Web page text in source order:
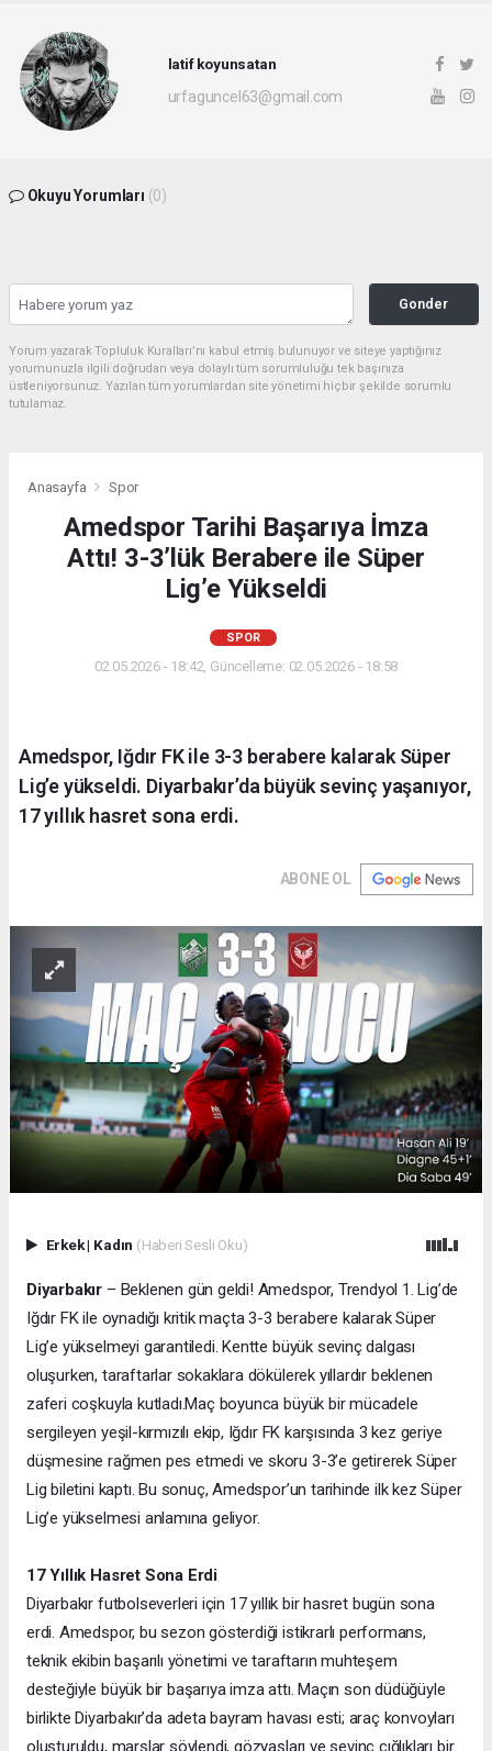
latif koyunsatan
urfaguncel63@gmail.com
Okuyu Yorumları (0)
Gonder
Yorum yazarak Topluluk Kuralları’nı kabul etmiş bulunuyor ve siteye yaptığınız
yorumunuzla ilgili doğrudan veya dolaylı tüm sorumluluğu tek başınıza
üstleniyorsunuz. Yazılan tüm yorumlardan site yönetimi hiçbir şekilde sorumlu
tutulamaz.
Anasayfa Spor
Amedspor Tarihi Başarıya İmza
Attı! 3-3’lük Berabere ile Süper
Lig’e Yükseldi
SPOR
02.05.2026 - 18:42, Güncelleme: 02.05.2026 - 18:58
Amedspor, Iğdır FK ile 3-3 berabere kalarak Süper
Lig’e yükseldi. Diyarbakır’da büyük sevinç yaşanıyor,
17 yıllık hasret sona erdi.
ABONE OL
Erkek| Kadın (Haberi Sesli Oku)
Diyarbakır – Beklenen gün geldi! Amedspor, Trendyol 1. Lig’de
Iğdır FK ile oynadığı kritik maçta 3-3 berabere kalarak Süper
Lig’e yükselmeyi garantiledi. Kentte büyük sevinç dalgası
oluşurken, taraftarlar sokaklara dökülerek yıllardır beklenen
zaferi coşkuyla kutladı.Maç boyunca büyük bir mücadele
sergileyen yeşil-kırmızılı ekip, Iğdır FK karşısında 3 kez geriye
düşmesine rağmen pes etmedi ve skoru 3-3’e getirerek Süper
Lig biletini kaptı. Bu sonuç, Amedspor’un tarihinde ilk kez Süper
Lig’e yükselmesi anlamına geliyor.
17 Yıllık Hasret Sona Erdi
Diyarbakır futbolseverleri için 17 yıllık bir hasret bugün sona
erdi. Amedspor, bu sezon gösterdiği istikrarlı performans,
teknik ekibin başarılı yönetimi ve taraftarın muhteşem
desteğiyle büyük bir başarıya imza attı. Maçın son düdüğüyle
birlikte Diyarbakır’da adeta bayram havası esti; araç konvoyları
oluşturuldu, marşlar söylendi, gözyaşları ve sevinç çığlıkları bir